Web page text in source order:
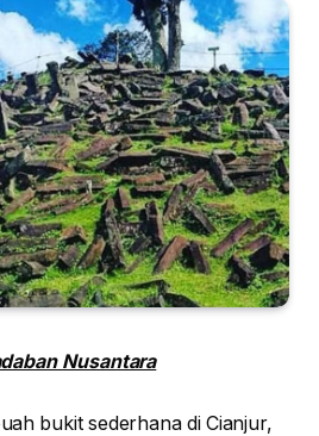
Nusantara
bukit sederhana di Cianjur,